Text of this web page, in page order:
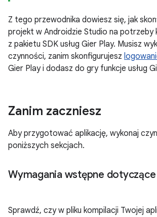
Z tego przewodnika dowiesz się, jak
projekt w Androidzie Studio na potrzeby
z pakietu SDK usług Gier Play. Musisz
czynności, zanim skonfigurujesz
Gier Play i dodasz do gry funkcje usług
Zanim zaczniesz
Aby przygotować aplikację, wykonaj
poniższych sekcjach.
Wymagania wstępne
Sprawdź, czy w pliku kompilacji Twojej